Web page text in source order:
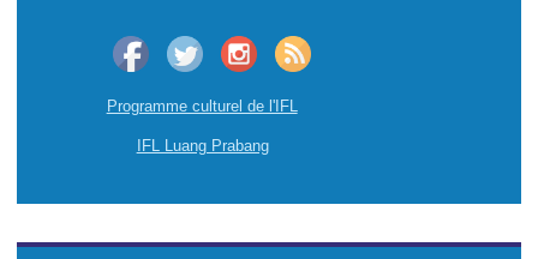
Programme culturel de l'IFL
IFL Luang Prabang